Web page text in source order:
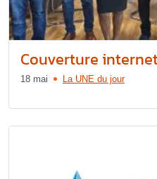
Couverture
18 mai La UNE du jour